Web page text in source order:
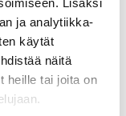
Lisäksi
ja analytiikka-
käytät
näitä
heille tai joita on